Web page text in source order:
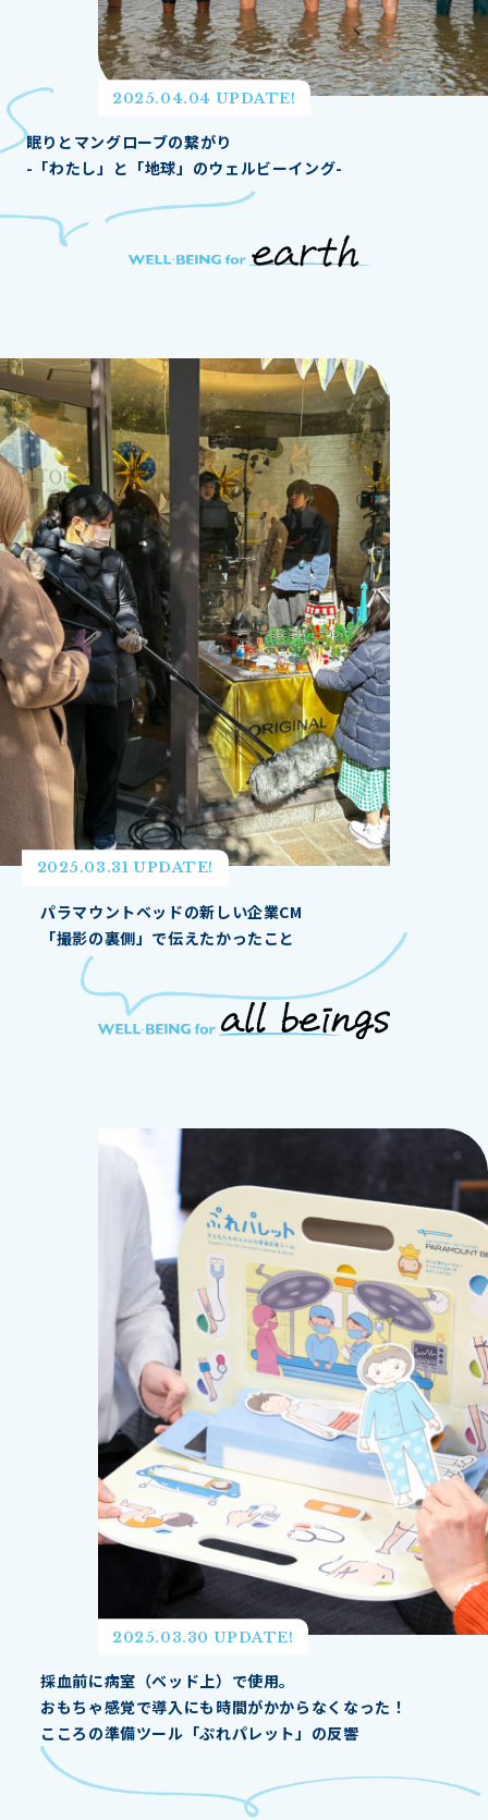
2025.04.04 UPDATE!
眠りとマングローブの繋がり
-「わたし」と「地球」のウェルビーイング-
2025.03.31 UPDATE!
パラマウントベッドの新しい企業CM
「撮影の裏側」で伝えたかったこと
2025.03.30 UPDATE!
採血前に病室（ベッド上）で使用。
おもちゃ感覚で導入にも時間がかからなくなった！
こころの準備ツール「ぷれパレット」の反響